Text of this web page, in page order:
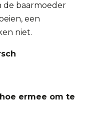
baarmoeder
een
niet.
ermee om te